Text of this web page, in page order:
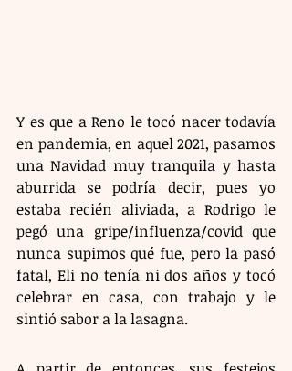
Y es que a Reno le tocó nacer todavía
en pandemia, en aquel 2021, pasamos
una Navidad muy tranquila y hasta
aburrida se podría decir, pues yo
estaba recién aliviada, a Rodrigo le
pegó una gripe/influenza/covid que
nunca supimos qué fue, pero la pasó
fatal, Eli no tenía ni dos años y tocó
celebrar en casa, con trabajo y le
sintió sabor a la lasagna.